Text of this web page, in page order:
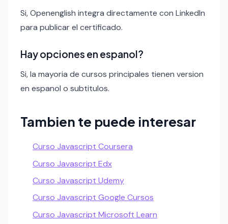
Si, Openenglish integra directamente con LinkedIn
para publicar el certificado.
Hay opciones en espanol?
Si, la mayoria de cursos principales tienen version
en espanol o subtitulos.
Tambien te puede interesar
Curso Javascript Coursera
Curso Javascript Edx
Curso Javascript Udemy
Curso Javascript Google Cursos
Curso Javascript Microsoft Learn